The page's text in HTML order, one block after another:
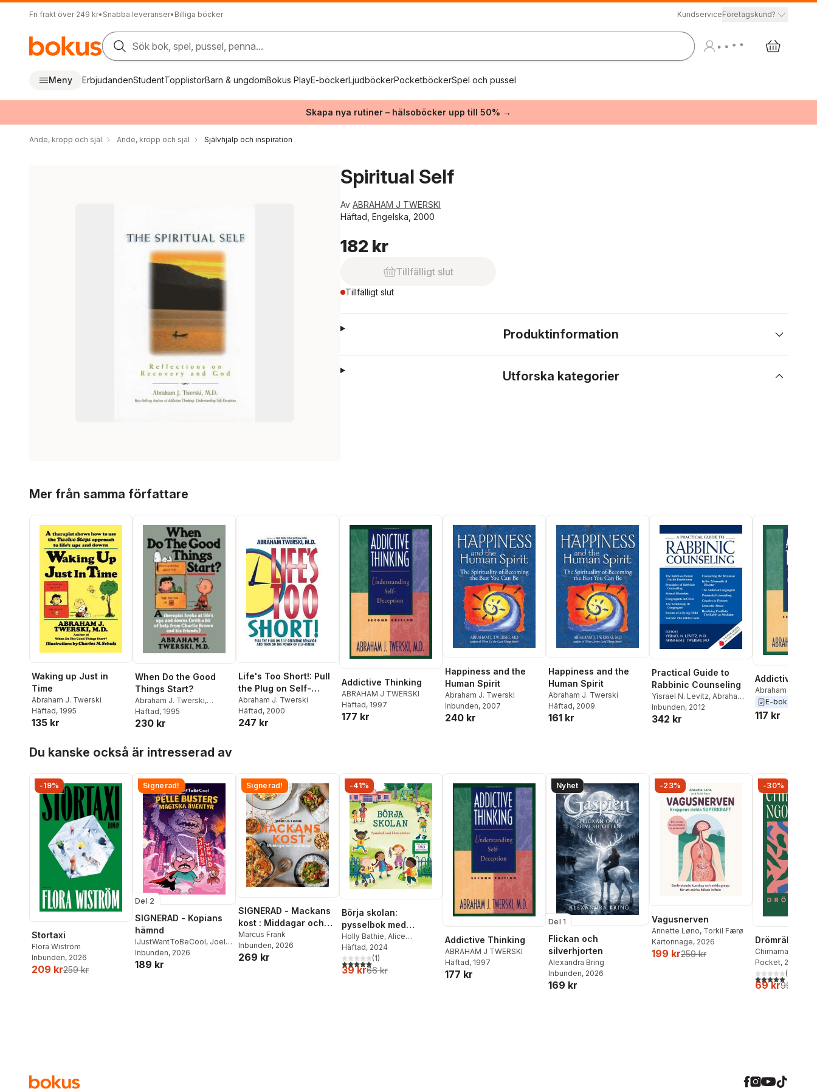
Fri frakt över 249 kr• Snabba leveranser• Billiga böcker KundserviceFöretagskund?
Sök bok, spel, pussel, penna...
Meny ErbjudandenStudentTopplistorBarn & ungdomBokus PlayE-böckerLjudböckerPocketböckerSpel och pussel
Skapa nya rutiner – hälsoböcker upp till 50% →
Ande, kropp och själ Ande, kropp och själ Självhjälp och inspiration
Spiritual Self
Av ABRAHAM J TWERSKI
Häftad, Engelska, 2000
182 kr
Tillfälligt slut
Tillfälligt slut
Produktinformation
Utforska kategorier
Mer från samma författare
Waking up Just in
Time
Abraham J. Twerski
Häftad, 1995
135 kr
When Do the Good
Things Start?
Abraham J. Twerski,
Charles M. Schulz
Häftad, 1995
230 kr
Life's Too Short!: Pull
the Plug on Self-
Defeating Behavior
and Turn on the Power
of Self-Esteem
Abraham J. Twerski
Häftad, 2000
247 kr
Addictive Thinking
ABRAHAM J TWERSKI
Häftad, 1997
177 kr
Happiness and the
Human Spirit
Abraham J. Twerski
Inbunden, 2007
240 kr
Happiness and the
Human Spirit
Abraham J. Twerski
Häftad, 2009
161 kr
Practical Guide to
Rabbinic Counseling
Yisrael N. Levitz, Abraham
J. Twerski
Inbunden, 2012
342 kr
Addictive
Abraham J
E-bok
117 kr
Du kanske också är intresserad av
-19%
Stortaxi
Flora Wiström
Inbunden, 2026
209 kr259 kr
Signerad!
Del 2
SIGNERAD - Kopians
hämnd
IJustWantToBeCool, Joel
Adolphson,Emil Ejdemo
Beer ,Victor Beer
Inbunden, 2026
189 kr
Signerad!
SIGNERAD - Mackans
kost : Middagar och
matlådor
Marcus Frank
Inbunden, 2026
269 kr
-41%
Börja skolan:
pysselbok med
klistermärken
Holly Bathie, Alice
Beecham
Häftad, 2024
5,0utav 5 stjärnor. Totalt antal röster:
(1)
39 kr66 kr
Addictive Thinking
ABRAHAM J TWERSKI
Häftad, 1997
177 kr
Nyhet
Del 1
Flickan och
silverhjorten
Alexandra Bring
Inbunden, 2026
169 kr
-23%
Vagusnerven
Annette Løno, Torkil Færø
Kartonnage, 2026
199 kr259 kr
-30%
Drömräkning
Chimamanda
Pocket, 2026
5,0utav 5(
69 kr99 kr